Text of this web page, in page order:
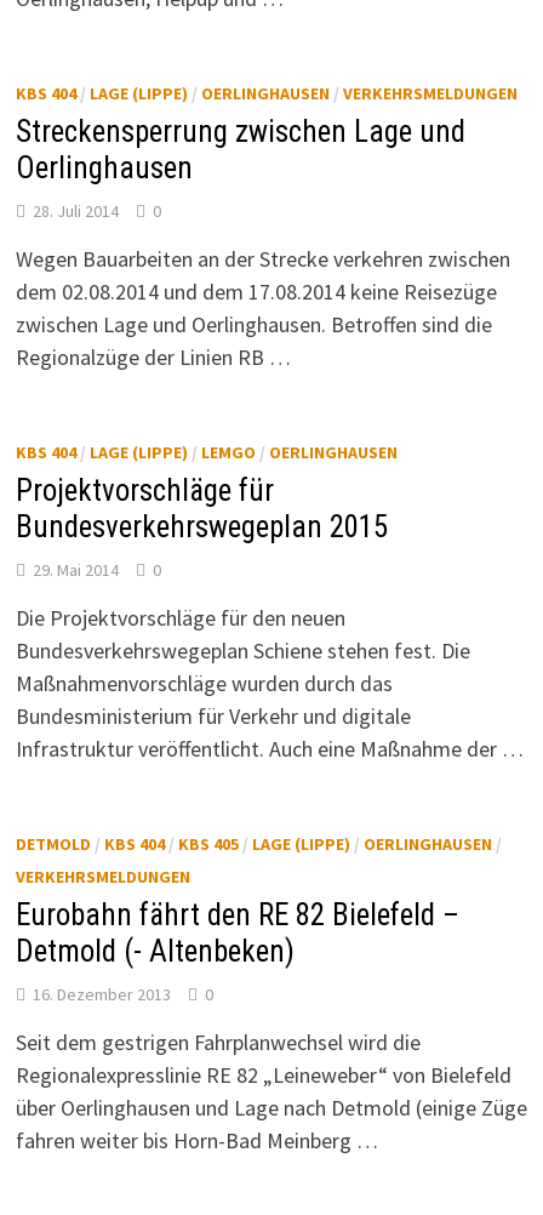
KBS 404/ LAGE (LIPPE) / OERLINGHAUSEN/ VERKEHRSMELDUNGEN
Streckensperrung zwischen Lage und
Oerlinghausen
28. Juli 2014 0
Wegen Bauarbeiten an der Strecke verkehren zwischen
dem 02.08.2014 und dem 17.08.2014 keine Reisezüge
zwischen Lage und Oerlinghausen. Betroffen sind die
Regionalzüge der Linien RB …
KBS 404/ LAGE (LIPPE) / LEMGO / OERLINGHAUSEN
Projektvorschläge für
Bundesverkehrswegeplan 2015
29. Mai 2014 0
Die Projektvorschläge für den neuen
Bundesverkehrswegeplan Schiene stehen fest. Die
Maßnahmenvorschläge wurden durch das
Bundesministerium für Verkehr und digitale
Infrastruktur veröffentlicht. Auch eine Maßnahme der …
DETMOLD / KBS 404/ KBS 405/ LAGE (LIPPE) / OERLINGHAUSEN/
VERKEHRSMELDUNGEN
Eurobahn fährt den RE 82 Bielefeld –
Detmold (- Altenbeken)
16. Dezember 2013 0
Seit dem gestrigen Fahrplanwechsel wird die
Regionalexpresslinie RE 82 „Leineweber“ von Bielefeld
über Oerlinghausen und Lage nach Detmold (einige Züge
fahren weiter bis Horn-Bad Meinberg …